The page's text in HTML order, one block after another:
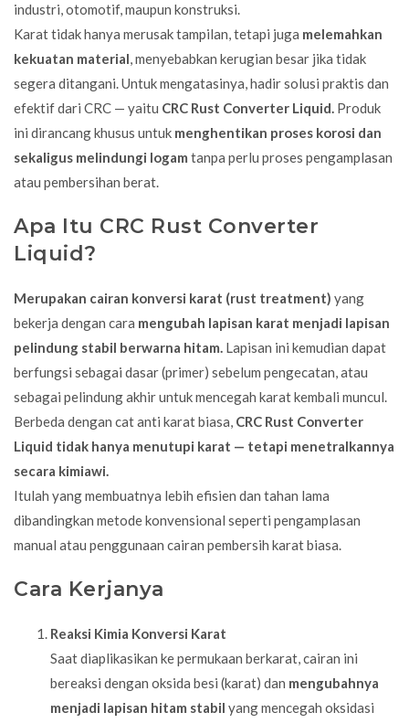
industri, otomotif, maupun konstruksi.
Karat tidak hanya merusak tampilan, tetapi juga melemahkan
kekuatan material, menyebabkan kerugian besar jika tidak
segera ditangani. Untuk mengatasinya, hadir solusi praktis dan
efektif dari CRC — yaitu CRC Rust Converter Liquid. Produk
ini dirancang khusus untuk menghentikan proses korosi dan
sekaligus melindungi logam tanpa perlu proses pengamplasan
atau pembersihan berat.
Apa Itu CRC Rust Converter
Liquid?
Merupakan cairan konversi karat (rust treatment) yang
bekerja dengan cara mengubah lapisan karat menjadi lapisan
pelindung stabil berwarna hitam. Lapisan ini kemudian dapat
berfungsi sebagai dasar (primer) sebelum pengecatan, atau
sebagai pelindung akhir untuk mencegah karat kembali muncul.
Berbeda dengan cat anti karat biasa, CRC Rust Converter
Liquid tidak hanya menutupi karat — tetapi menetralkannya
secara kimiawi.
Itulah yang membuatnya lebih efisien dan tahan lama
dibandingkan metode konvensional seperti pengamplasan
manual atau penggunaan cairan pembersih karat biasa.
Cara Kerjanya
Reaksi Kimia Konversi Karat
Saat diaplikasikan ke permukaan berkarat, cairan ini
bereaksi dengan oksida besi (karat) dan mengubahnya
menjadi lapisan hitam stabil yang mencegah oksidasi